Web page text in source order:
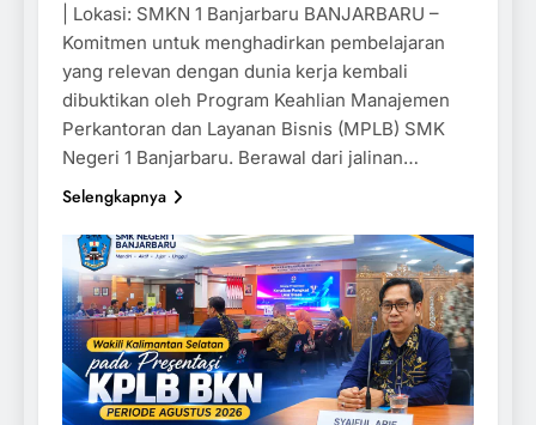
| Lokasi: SMKN 1 Banjarbaru BANJARBARU –
Komitmen untuk menghadirkan pembelajaran
yang relevan dengan dunia kerja kembali
dibuktikan oleh Program Keahlian Manajemen
Perkantoran dan Layanan Bisnis (MPLB) SMK
Negeri 1 Banjarbaru. Berawal dari jalinan…
Selengkapnya